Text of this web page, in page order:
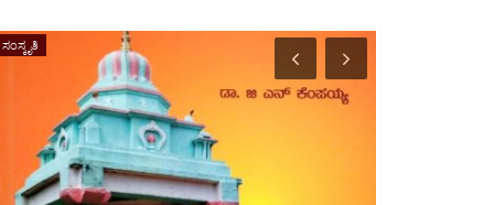
ಸಂಸ್ಕೃತಿ